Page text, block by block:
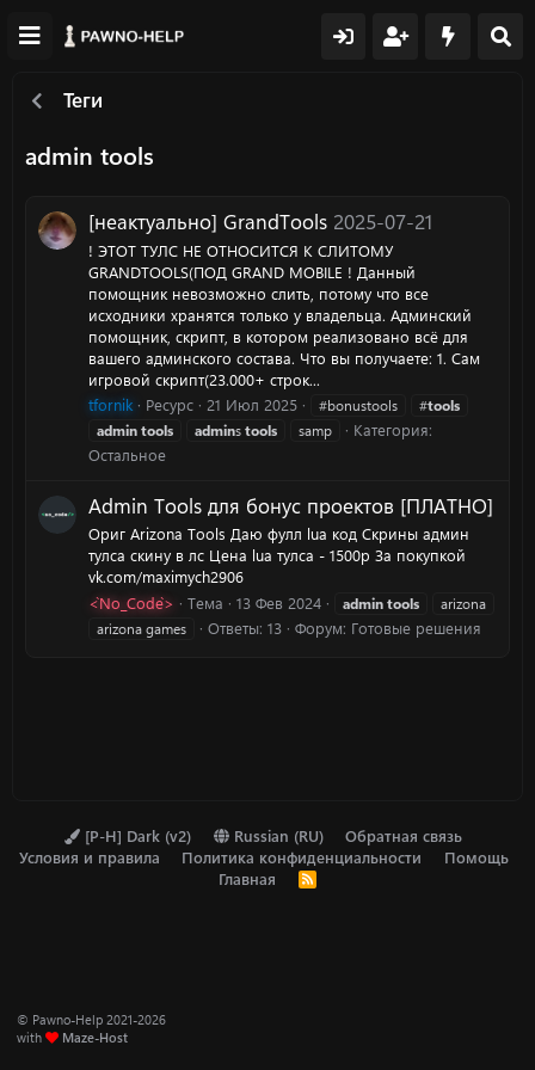
Теги
admin tools
[неактуально] GrandTools 2025-07-21
! ЭТОТ ТУЛС НЕ ОТНОСИТСЯ К СЛИТОМУ
GRANDTOOLS(ПОД GRAND MOBILE ! Данный
помощник невозможно слить, потому что все
исходники хранятся только у владельца. Админский
помощник, скрипт, в котором реализовано всё для
вашего админского состава. Что вы получаете: 1. Сам
игровой скрипт(23.000+ строк...
tfornik
Ресурс 21 Июл 2025 #bonustools #tools
admintools adminstools samp
Категория:
Остальное
Admin Tools для бонус проектов [ПЛАТНО]
Ориг Arizona Tools Даю фулл lua код Скрины админ
тулса скину в лс Цена lua тулса - 1500р За покупкой
vk.com/maximych2906
<`No_Code`>
Тема 13 Фев 2024 admintools
arizona
arizona games
Ответы: 13 Форум: Готовые решения
[P-H] Dark (v2) Russian (RU)
Обратная связь
Условия и правила
Политика конфиденциальности
Помощь
Главная
R
© Pawno-Help 2021-2026
with
Maze-Host